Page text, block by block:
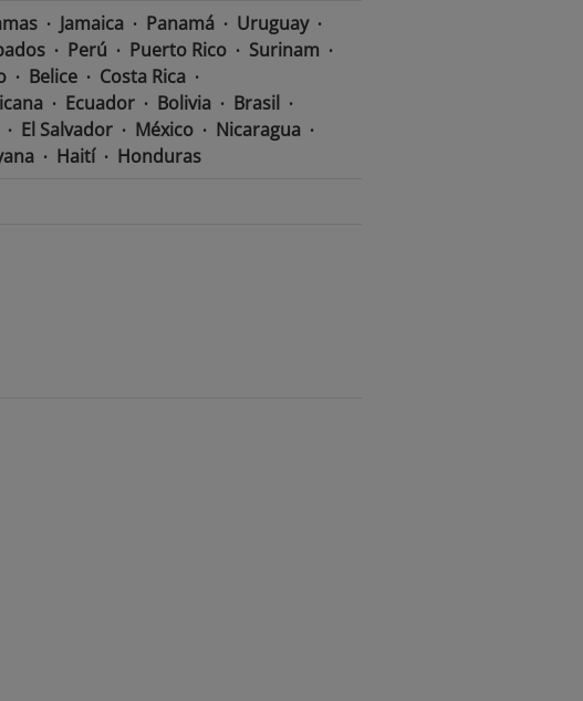
Jamaica Panamá
Uruguay
Perú Puerto Rico
Surinam
Belice
Costa Rica
Ecuador Bolivia
Brasil
El Salvador México
Nicaragua
Haití
Honduras